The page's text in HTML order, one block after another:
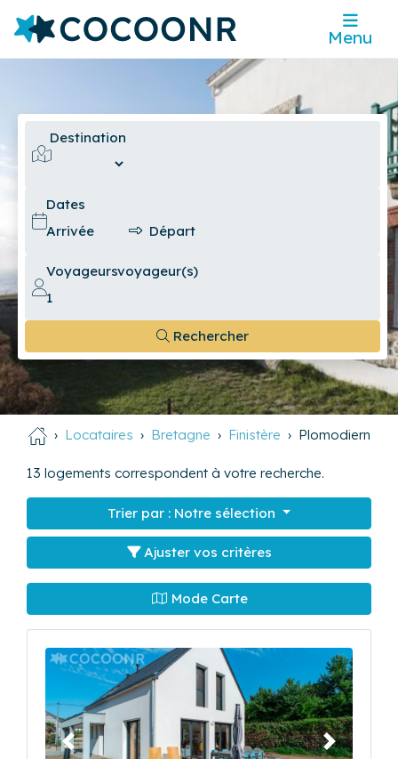
Menu
Destination
Dates
Voyageursvoyageur(s)
Rechercher
Locataires Bretagne Finistère Plomodiern
13 logements correspondent à votre recherche.
Trier par : Notre sélection
Ajuster vos critères
Mode Carte
Précédent Suivant